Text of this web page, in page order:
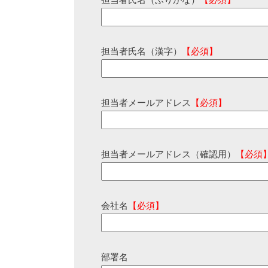
担当者氏名（漢字） 【必須】
担当者メールアドレス 【必須】
担当者メールアドレス（確認用） 【必須
会社名 【必須】
部署名